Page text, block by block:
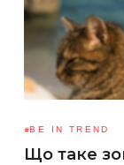
BE IN TREND
Що таке